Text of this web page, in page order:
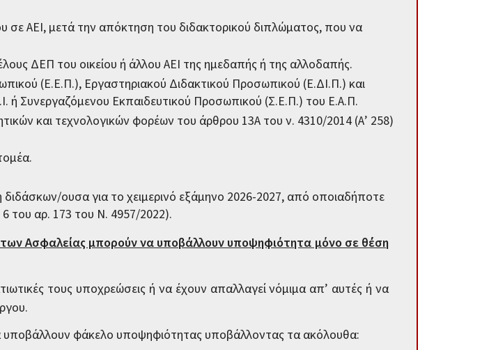
σε ΑΕΙ, μετά την απόκτηση του διδακτορικού διπλώματος, που να
ΔΕΠ του οικείου ή άλλου ΑΕΙ της ημεδαπής ή της αλλοδαπής.
(Ε.Ε.Π.), Εργαστηριακού Διδακτικού Προσωπικού (Ε.ΔΙ.Π.) και
ή Συνεργαζόμενου Εκπαιδευτικού Προσωπικού (Σ.Ε.Π.) του Ε.Α.Π.
και τεχνολογικών φορέων του άρθρου 13Α του ν. 4310/2014 (Α’ 258)
ουσα για το χειμερινό εξάμηνο 2026-2027, από οποιαδήποτε
του αρ. 173 του Ν. 4957/2022).
Ασφαλείας μπορούν να υποβάλλουν υποψηφιότητα μόνο σε θέση
τους υποχρεώσεις ή να έχουν απαλλαγεί νόμιμα απ’ αυτές ή να
υποβάλλουν φάκελο υποψηφιότητας υποβάλλοντας τα ακόλουθα: